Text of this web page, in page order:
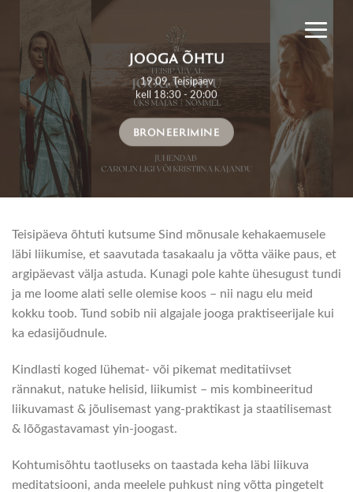
content
JOOGA ÕHTU
19.09, Teisipäev
kell 18:30 - 20:00
BRONEERIMINE
Teisipäeva õhtuti kutsume Sind mõnusale kehakaemusele
läbi liikumise, et saavutada tasakaalu ja võtta väike paus, et
argipäevast välja astuda. Kunagi pole kahte ühesugust tundi
ja me loome alati selle olemise koos – nii nagu elu meid
kokku toob. Tund sobib nii algajale jooga praktiseerijale kui
ka edasijõudnule.
Kindlasti koged lühemat- või pikemat meditatiivset
rännakut, natuke helisid, liikumist – mis kombineeritud
liikuvamast & jõulisemast yang-praktikast ja staatilisemast
& lõõgastavamast yin-joogast.
Kohtumisõhtu taotluseks on taastada keha läbi liikuva
meditatsiooni, anda meelele puhkust ning võtta pingetelt